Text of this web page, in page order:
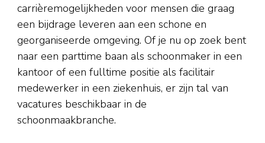
carrièremogelijkheden voor mensen die graag
een bijdrage leveren aan een schone en
georganiseerde omgeving. Of je nu op zoek bent
naar een parttime baan als schoonmaker in een
kantoor of een fulltime positie als facilitair
medewerker in een ziekenhuis, er zijn tal van
vacatures beschikbaar in de
schoonmaakbranche.